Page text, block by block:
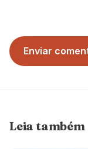
Enviar
Leia também